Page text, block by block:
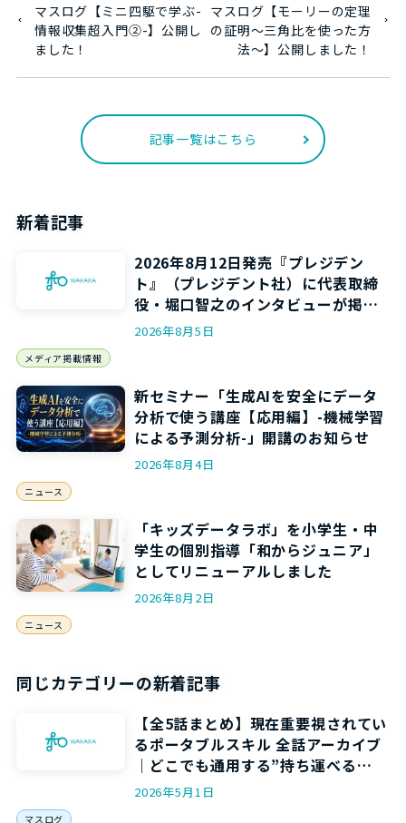
マスログ【ミニ四駆で学ぶ-
情報収集超入門②-】公開し
ました！
マスログ【モーリーの定理
の証明～三角比を使った方
法～】公開しました！
記事一覧はこちら
新着記事
2026年8月12日発売『プレジデン
ト』（プレジデント社）に代表取締
役・堀口智之のインタビューが掲載
されます
2026年8月5日
メディア掲載情報
新セミナー「生成AIを安全にデータ
分析で使う講座【応用編】-機械学習
による予測分析-」開講のお知らせ
2026年8月4日
ニュース
「キッズデータラボ」を小学生・中
学生の個別指導「和からジュニア」
としてリニューアルしました
2026年8月2日
ニュース
同じカテゴリーの新着記事
【全5話まとめ】現在重要視されてい
るポータブルスキル 全話アーカイブ
｜どこでも通用する”持ち運べる
力”を5回で身につける
2026年5月1日
マスログ